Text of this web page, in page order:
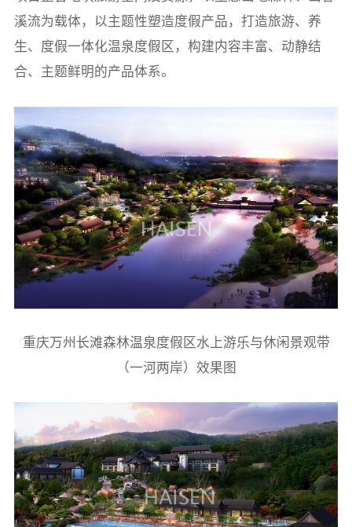
溪流为载体，以主题性塑造度假产品，打造旅游、养
生、度假一体化温泉度假区，构建内容丰富、动静结
合、主题鲜明的产品体系。
重庆万州长滩森林温泉度假区水上游乐与休闲景观带
（一河两岸）效果图